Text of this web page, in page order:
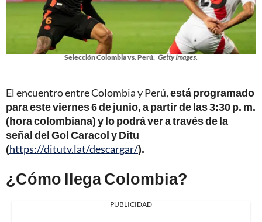
Selección Colombia vs. Perú. Getty Images.
El encuentro entre Colombia y Perú,está programado
para este viernes 6 de junio, a partir de las 3:30 p. m.
(hora colombiana) y lo podrá ver a través de la
señal del Gol Caracol y Ditu
(https://ditutv.lat/descargar/).
¿Cómo llega Colombia?
PUBLICIDAD